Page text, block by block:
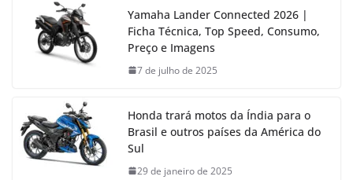
Yamaha Lander Connected 2026 |
Ficha Técnica, Top Speed, Consumo,
Preço e Imagens
7 de julho de 2025
Honda trará motos da Índia para o
Brasil e outros países da América do
Sul
29 de janeiro de 2025